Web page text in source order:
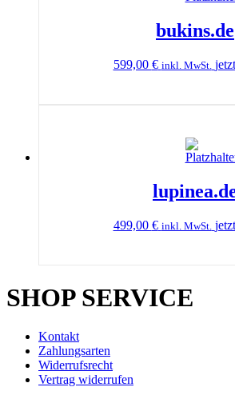
bukins.de
599,00 € inkl. MwSt.
499,00 € inkl. MwSt.
SHOP SERVICE
Kontakt
Zahlungsarten
Widerrufsrecht
Vertrag widerrufen